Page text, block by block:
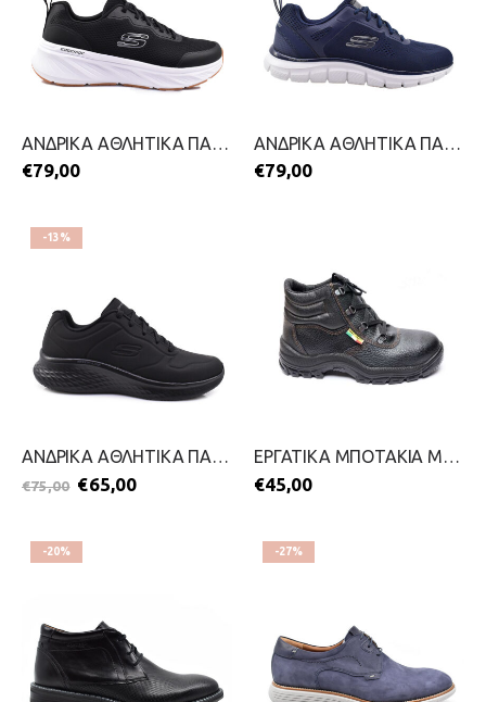
€79,00 €79,00
-13%
ΑΝΔΡΙΚΑ ΑΘΛΗΤΙΚΑ ΠΑΠΟΥΤΣΙΑ-SKECHERS-2511-0420-ΜΑΥΡΟ
€75,00 €65,00
ΕΡΓΑΤΙΚΑ ΜΠΟΤΑΚΙΑ ΜΕ ΣΙΔΕΡΟ-BICAP-2011-0293-ΜΑΥΡΟ
€45,00
-20% -27%